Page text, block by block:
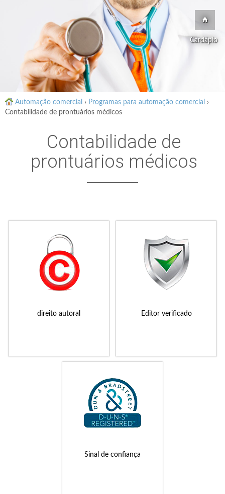
Cardápio
Automação comercial › Programas para automação comercial
›
Contabilidade de prontuários médicos
Contabilidade de
prontuários médicos
direito autoral Editor verificado
Sinal de confiança